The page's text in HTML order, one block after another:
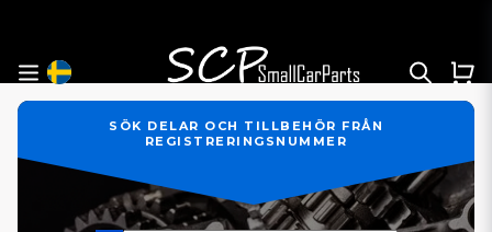
SÖK DELAR OCH TILLBEHÖR FRÅN
REGISTRERINGSNUMMER